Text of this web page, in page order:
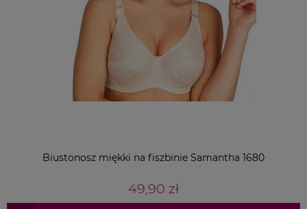
Biustonosz miękki na fiszbinie Samantha 1680
49,90 zł